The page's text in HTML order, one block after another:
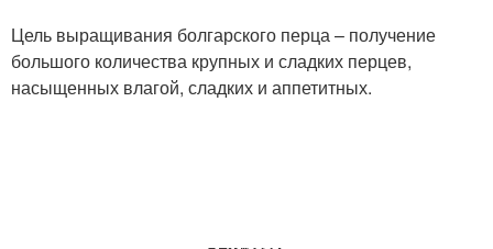
Цель выращивания болгарского перца – получение
большого количества крупных и сладких перцев,
насыщенных влагой, сладких и аппетитных.